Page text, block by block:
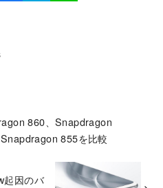
860、Snapdragon
855を比較
起因のバ